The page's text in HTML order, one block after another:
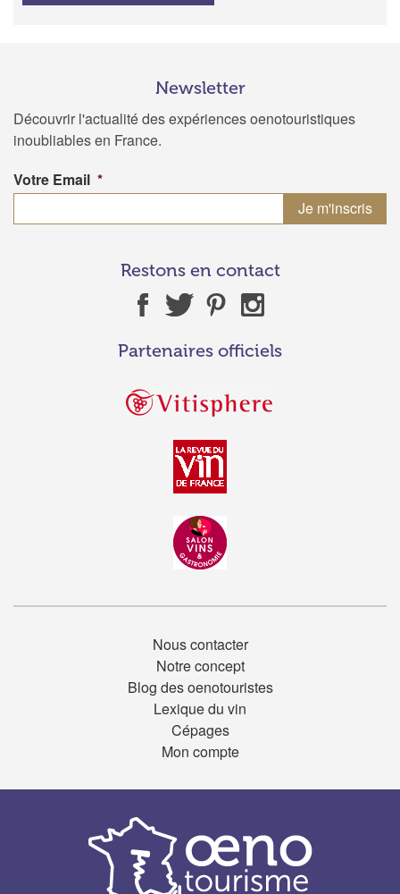
Newsletter
Découvrir l'actualité des expériences oenotouristiques
inoubliables en France.
Votre Email *
Restons en contact
Partenaires officiels
Nous contacter
Notre concept
Blog des oenotouristes
Lexique du vin
Cépages
Mon compte